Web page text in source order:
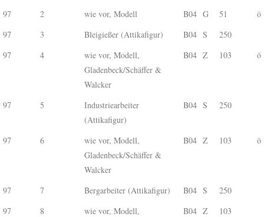
97 2 wie vor, Modell B04 G 51
ö
97
3 Bleigießer (Attikafigur) B04 S
250
97
4
wie vor, Modell,
Gladenbeck/Schäffer &
Walcker
B04 Z 103 ö
97 5
Industriearbeiter
(Attikafigur)
B04 S 250
97 6
wie vor, Modell,
Gladenbeck/Schäffer &
Walcker
B04 Z 103 ö
97 7 Bergarbeiter (Attikafigur) B04 S
250
97
8
wie vor, Modell,
B04 Z 103